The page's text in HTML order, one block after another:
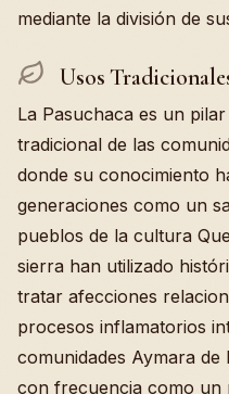
mediante la división de
Usos
La Pasuchaca es un
tradicional de las
donde su conocimiento
generaciones como un
pueblos de la cultura
sierra han utilizado
tratar afecciones
procesos inflamatorios
comunidades Aymara de
con frecuencia como un